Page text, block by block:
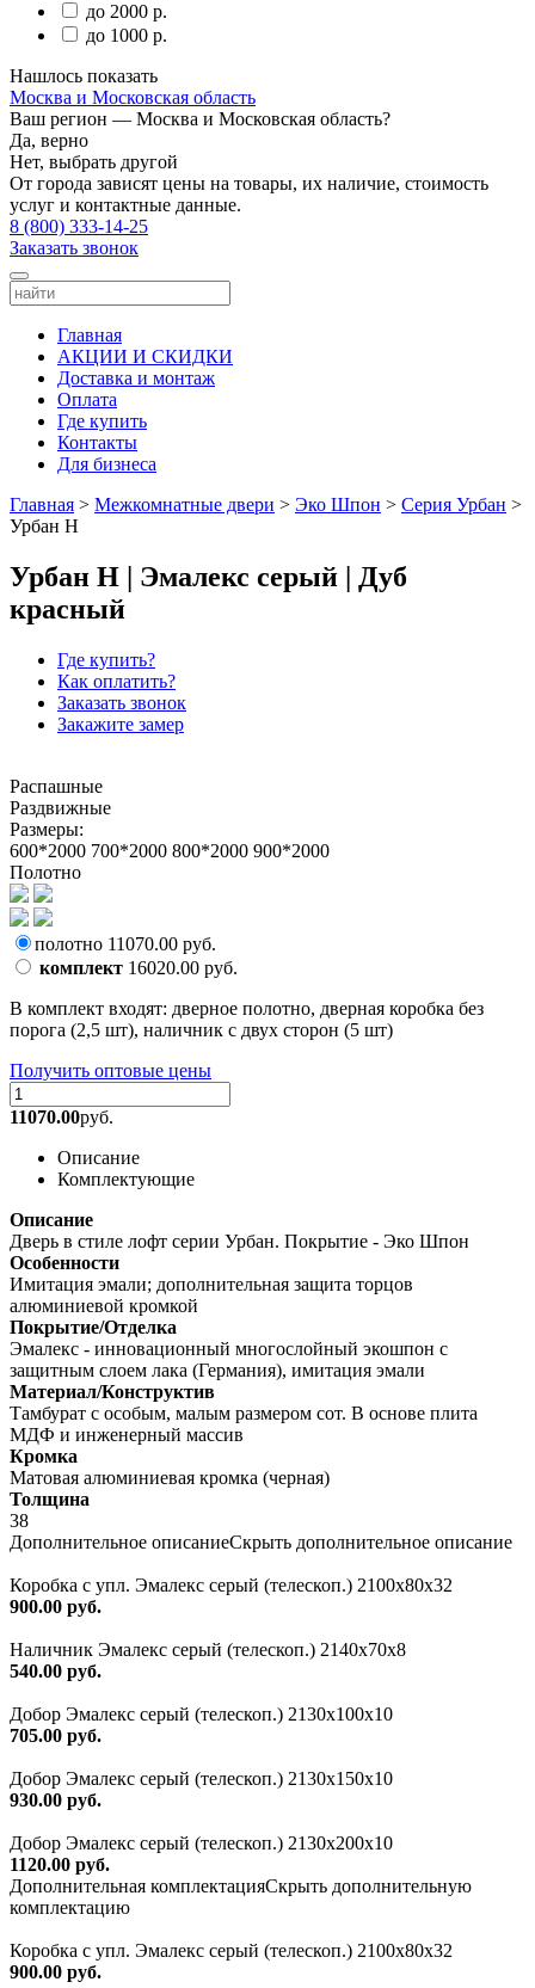
до 2000 р.
до 1000 р.
Нашлось показать
Москва и Московская область
Ваш регион — Москва и Московская область?
Да, верно
Нет, выбрать другой
От города зависят цены на товары, их наличие, стоимость
услуг и контактные данные.
8 (800) 333-14-25
Заказать звонок
Главная
АКЦИИ И СКИДКИ
Доставка и монтаж
Оплата
Где купить
Контакты
Для бизнеса
Главная > Межкомнатные двери > Эко Шпон > Серия Урбан >
Урбан H
Урбан H | Эмалекс серый | Дуб
красный
Где купить?
Как оплатить?
Заказать звонок
Закажите замер
Распашные
Раздвижные
Размеры:
600*2000 700*2000 800*2000 900*2000
Полотно
полотно 11070.00 руб.
комплект 16020.00 руб.
В комплект входят: дверное полотно, дверная коробка без
порога (2,5 шт), наличник с двух сторон (5 шт)
Получить оптовые цены
11070.00руб.
Описание
Комплектующие
Описание
Дверь в стиле лофт серии Урбан. Покрытие - Эко Шпон
Особенности
Имитация эмали; дополнительная защита торцов
алюминиевой кромкой
Покрытие/Отделка
Эмалекс - инновационный многослойный экошпон с
защитным слоем лака (Германия), имитация эмали
Материал/Конструктив
Тамбурат с особым, малым размером сот. В основе плита
МДФ и инженерный массив
Кромка
Матовая алюминиевая кромка (черная)
Толщина
38
Дополнительное описаниеСкрыть дополнительное описание
Коробка с упл. Эмалекс серый (телескоп.) 2100х80х32
900.00 руб.
Наличник Эмалекс серый (телескоп.) 2140x70x8
540.00 руб.
Добор Эмалекс серый (телескоп.) 2130х100х10
705.00 руб.
Добор Эмалекс серый (телескоп.) 2130х150х10
930.00 руб.
Добор Эмалекс серый (телескоп.) 2130х200х10
1120.00 руб.
Дополнительная комплектацияСкрыть дополнительную
комплектацию
Коробка с упл. Эмалекс серый (телескоп.) 2100х80х32
900.00 руб.